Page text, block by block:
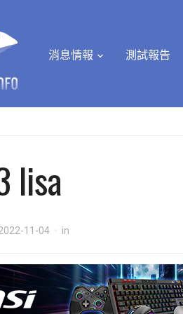
消息情報 測試報告
lisa
11-04 in